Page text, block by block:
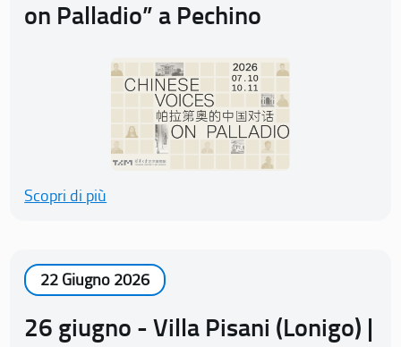
on Palladio” a Pechino
Scopri di più
22 Giugno 2026
26 giugno - Villa Pisani (Lonigo) |